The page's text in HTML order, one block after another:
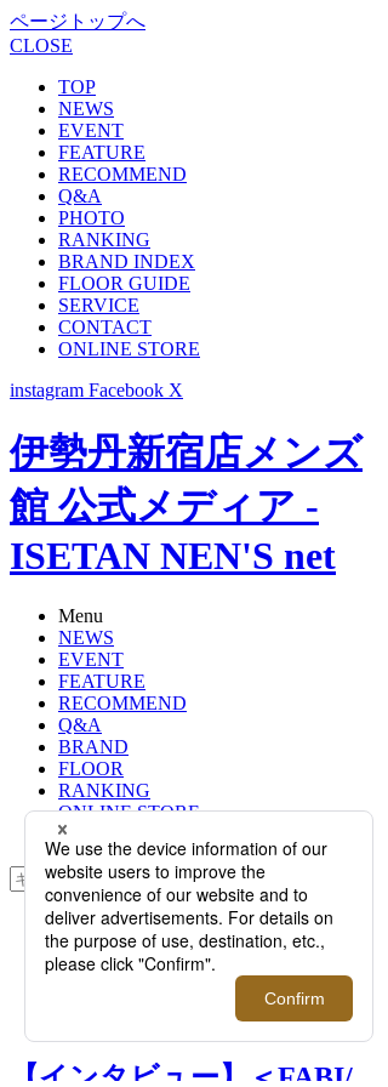
ページトップへ
CLOSE
TOP
NEWS
EVENT
FEATURE
RECOMMEND
Q&A
PHOTO
RANKING
BRAND INDEX
FLOOR GUIDE
SERVICE
CONTACT
ONLINE STORE
instagram Facebook X
伊勢丹新宿店メンズ
館 公式メディア -
ISETAN NEN'S net
Menu
NEWS
EVENT
FEATURE
RECOMMEND
Q&A
BRAND
FLOOR
RANKING
ONLINE STORE
SERVICE
検索
TOP
PHOTO
【インタビュー】＜FABI/ファビ ＞
エマヌエレ・ファビ｜マルケ最後の
【インタビュー】＜FABI/